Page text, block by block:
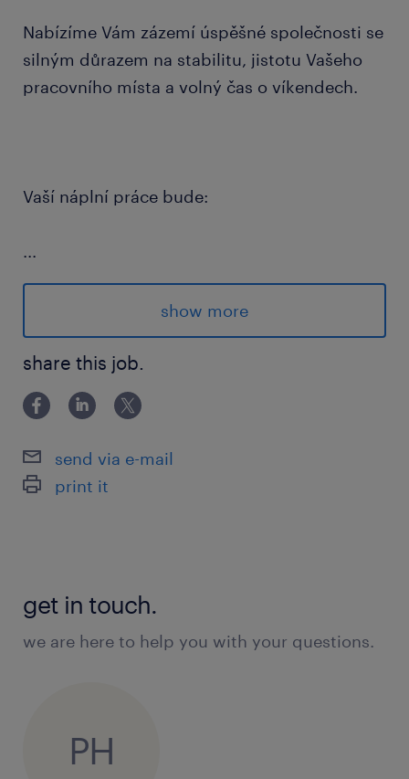
Nabízíme Vám zázemí úspěšné společnosti se
silným důrazem na stabilitu, jistotu Vašeho
pracovního místa a volný čas o víkendech.
Vaší náplní práce bude:
...
seřizování a obsluha moderních
vstřikovacích lisů
zajištění plynulého chodu výroby v rámci
třísměnného provozu
kontrola kvality hotových výrobků a
plnění plánu
stabilní zaměstnání se smlouvou na dobu
práci v čistém prostředí se zcela novým
show more
share this job.
send via e-mail
print it
get in touch.
we are here to help you with your questions.
PH